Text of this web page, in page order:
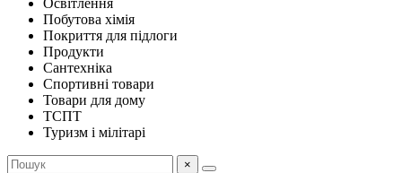
Освітлення
Побутова хімія
Покриття для підлоги
Продукти
Сантехніка
Спортивні товари
Товари для дому
ТСПТ
Туризм і мілітарі
×